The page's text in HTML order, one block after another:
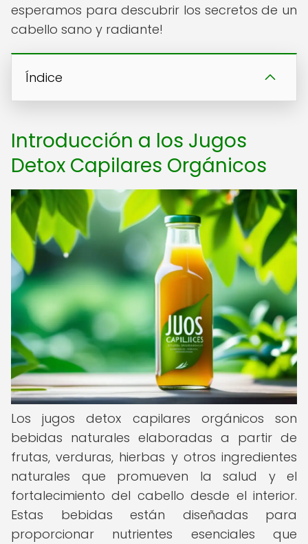
esperamos para descubrir los secretos de un
cabello sano y radiante!
Índice
Introducción a los Jugos
Detox Capilares Orgánicos
Los jugos detox capilares orgánicos son
bebidas naturales elaboradas a partir de
frutas, verduras, hierbas y otros ingredientes
naturales que promueven la salud y el
fortalecimiento del cabello desde el interior.
Estas bebidas están diseñadas para
proporcionar nutrientes esenciales que